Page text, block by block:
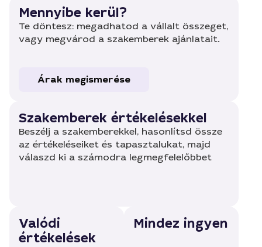
Mennyibe kerül?
Te döntesz: megadhatod a vállalt összeget,
vagy megvárod a szakemberek ajánlatait.
Árak megismerése
Szakemberek értékelésekkel
Beszélj a szakemberekkel, hasonlítsd össze
az értékeléseiket és tapasztalukat, majd
válaszd ki a számodra legmegfelelőbbet
Valódi
értékelések
Mindez ingyen